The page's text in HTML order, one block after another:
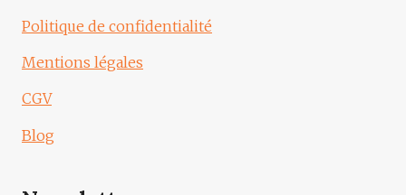
Politique de confidentialité
Mentions légales
CGV
Blog